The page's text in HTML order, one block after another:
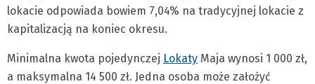
lokacie odpowiada bowiem 7,04% na tradycyjnej lokacie z
kapitalizacją na koniec okresu.
Minimalna kwota pojedynczej Lokaty Maja wynosi 1 000 zł,
a maksymalna 14 500 zł. Jedna osoba może założyć